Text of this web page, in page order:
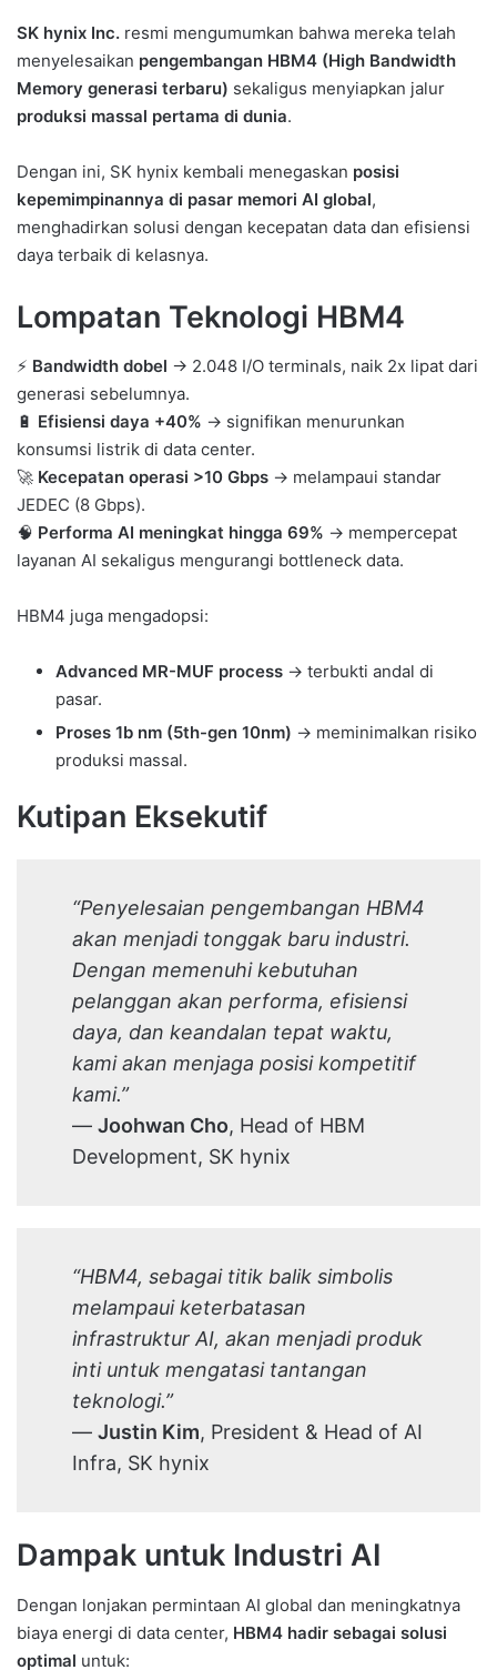
SK hynix Inc. resmi mengumumkan bahwa mereka telah
menyelesaikan pengembangan HBM4 (High Bandwidth
Memory generasi terbaru) sekaligus menyiapkan jalur
produksi massal pertama di dunia.
Dengan ini, SK hynix kembali menegaskan posisi
kepemimpinannya di pasar memori AI global,
menghadirkan solusi dengan kecepatan data dan efisiensi
daya terbaik di kelasnya.
Lompatan Teknologi HBM4
⚡ Bandwidth dobel → 2.048 I/O terminals, naik 2x lipat dari
generasi sebelumnya.
🔋 Efisiensi daya +40% → signifikan menurunkan
konsumsi listrik di data center.
🚀 Kecepatan operasi >10 Gbps → melampaui standar
JEDEC (8 Gbps).
🧠 Performa AI meningkat hingga 69% → mempercepat
layanan AI sekaligus mengurangi bottleneck data.
HBM4 juga mengadopsi:
Advanced MR-MUF process → terbukti andal di
pasar.
Proses 1b nm (5th-gen 10nm) → meminimalkan risiko
produksi massal.
Kutipan Eksekutif
“Penyelesaian pengembangan HBM4
akan menjadi tonggak baru industri.
Dengan memenuhi kebutuhan
pelanggan akan performa, efisiensi
daya, dan keandalan tepat waktu,
kami akan menjaga posisi kompetitif
kami.”
— Joohwan Cho, Head of HBM
Development, SK hynix
“HBM4, sebagai titik balik simbolis
melampaui keterbatasan
infrastruktur AI, akan menjadi produk
inti untuk mengatasi tantangan
teknologi.”
— Justin Kim, President & Head of AI
Infra, SK hynix
Dampak untuk Industri AI
Dengan lonjakan permintaan AI global dan meningkatnya
biaya energi di data center, HBM4 hadir sebagai solusi
optimal untuk: